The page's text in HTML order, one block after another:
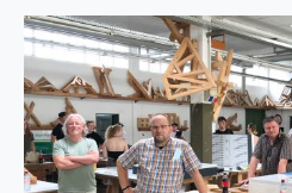
Sonderumfrage
für
Handwerkliche
Zulieferer